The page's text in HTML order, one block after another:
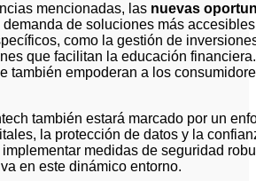
mencionadas, las nuevas
de soluciones más
como la gestión de
que facilitan la educación
también empoderan a los
también estará marcado por un
la protección de datos y la
medidas de seguridad
en este dinámico entorno.